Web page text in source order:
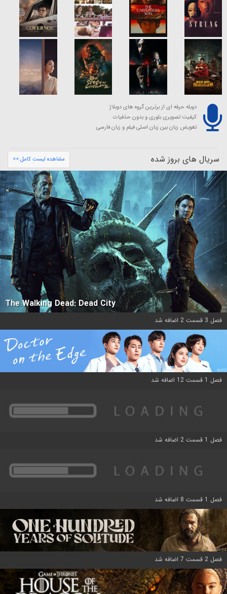
دوبله حرفه ای از برترین گروه های دوبلاژ
کیفیت تصویری بلوری و بدون حذفیات
تعویض زبان بین زبان اصلی فیلم و زبان فارسی
سریال های بروز شده مشاهده لیست کامل >>
The Walking Dead: Dead City
فصل 3 قسمت 2 اضافه شد
فصل 1 قسمت 12 اضافه شد
فصل 1 قسمت 2 اضافه شد
فصل 1 قسمت 8 اضافه شد
فصل 2 قسمت 7 اضافه شد